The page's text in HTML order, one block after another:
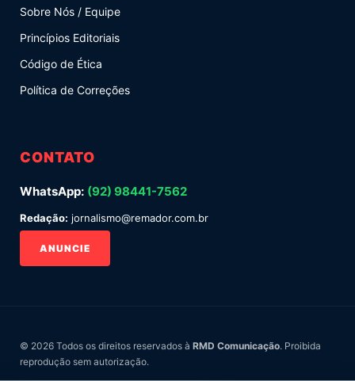
Sobre Nós / Equipe
Princípios Editoriais
Código de Ética
Política de Correções
CONTATO
WhatsApp: (92) 98441-7562
Redação: jornalismo@remador.com.br
ANUNCIE
© 2026 Todos os direitos reservados à RMD Comunicação. Proibida
reprodução sem autorização.